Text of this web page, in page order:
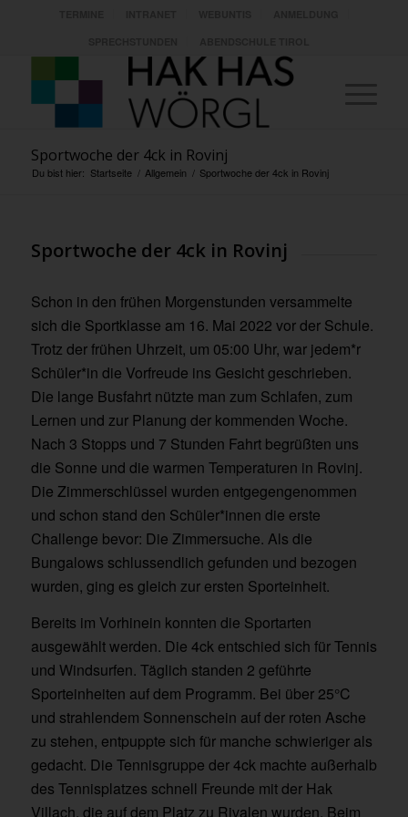
Sportwoche der 4ck in Rovinj
Du bist hier: Startseite / Allgemein / Sportwoche der 4ck in Rovinj
Sportwoche der 4ck in Rovinj
Schon in den frühen Morgenstunden versammelte
sich die Sportklasse am 16. Mai 2022 vor der Schule.
Trotz der frühen Uhrzeit, um 05:00 Uhr, war jedem*r
Schüler*in die Vorfreude ins Gesicht geschrieben.
Die lange Busfahrt nützte man zum Schlafen, zum
Lernen und zur Planung der kommenden Woche.
Nach 3 Stopps und 7 Stunden Fahrt begrüßten uns
die Sonne und die warmen Temperaturen in Rovinj.
Die Zimmerschlüssel wurden entgegengenommen
und schon stand den Schüler*innen die erste
Challenge bevor: Die Zimmersuche. Als die
Bungalows schlussendlich gefunden und bezogen
wurden, ging es gleich zur ersten Sporteinheit.
Bereits im Vorhinein konnten die Sportarten
ausgewählt werden. Die 4ck entschied sich für Tennis
und Windsurfen. Täglich standen 2 geführte
Sporteinheiten auf dem Programm. Bei über 25°C
und strahlendem Sonnenschein auf der roten Asche
zu stehen, entpuppte sich für manche schwieriger als
gedacht. Die Tennisgruppe der 4ck machte außerhalb
des Tennisplatzes schnell Freunde mit der Hak
Villach, die auf dem Platz zu Rivalen wurden. Beim